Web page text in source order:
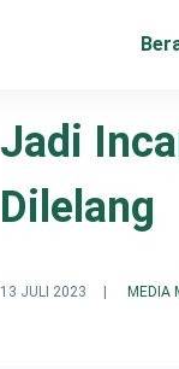
Jadi
Dilelang
13 JULI 2023 MEDIA